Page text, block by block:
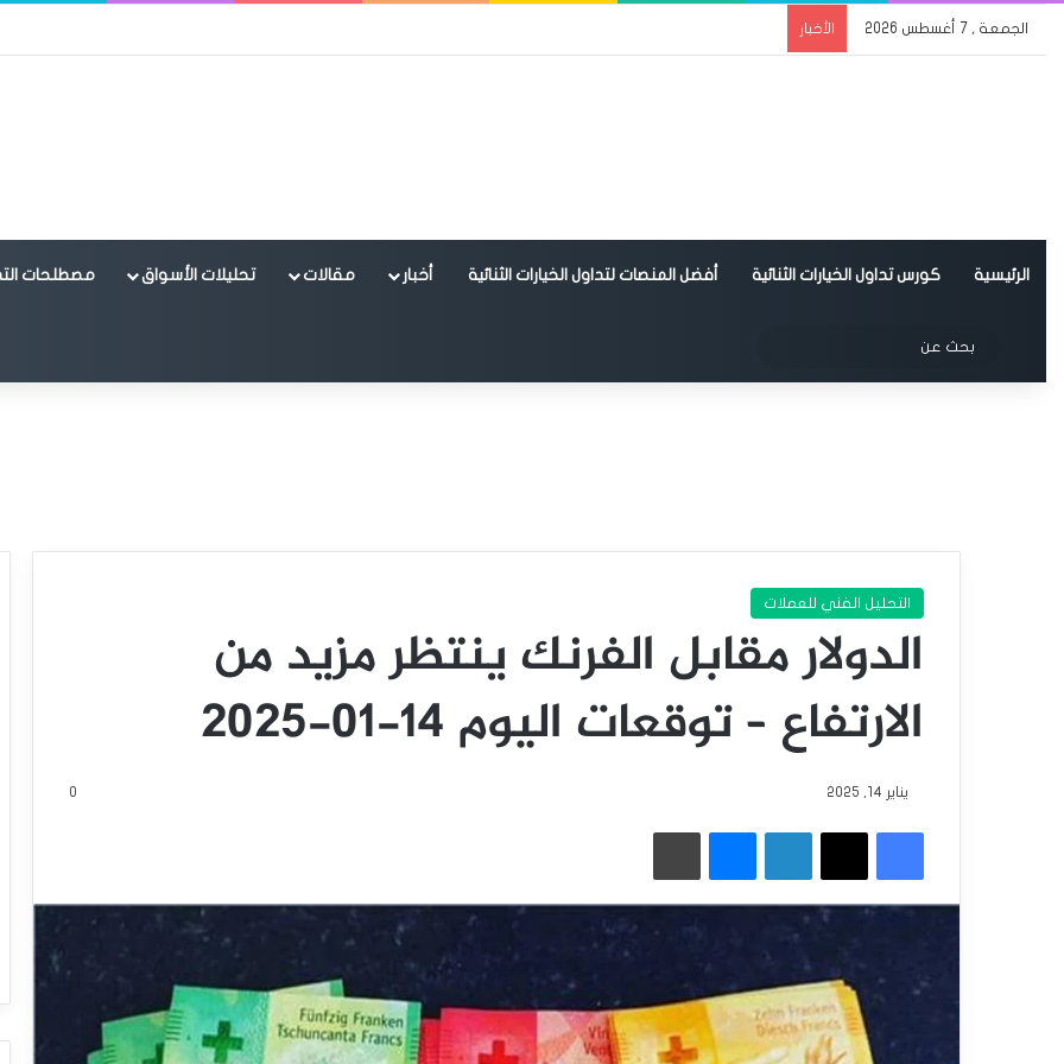
الجمعة , 7 أغسطس 2026 الأخبار
الرئيسية كورس تداول الخيارات الثنائية أفضل المنصات لتداول الخيارات الثنائية أخبار مقالات تحليلات الأسواق مصطلحات
الوضع المظلم
عن
التحليل الفني للعملات
الدولار مقابل الفرنك ينتظر مزيد من
الارتفاع – توقعات اليوم 14-01-2025
يناير 14, 2025 0
فيسبوك
‫X لينكدإن ماسنجر طباعة